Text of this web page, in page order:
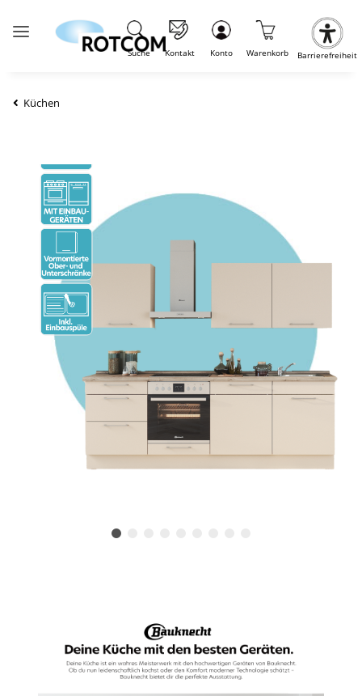
Suche Kontakt Konto Warenkorb Barrierefreiheit
Küchen